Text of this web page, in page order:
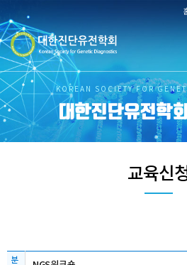
KOREAN SOCIETY FOR
대한진단유전학
교육신
분